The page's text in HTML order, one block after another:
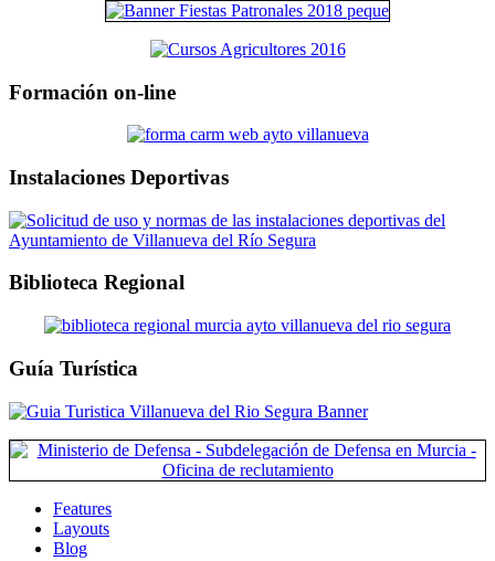
Formación on-line
Instalaciones Deportivas
Biblioteca Regional
Guía Turística
Features
Layouts
Blog